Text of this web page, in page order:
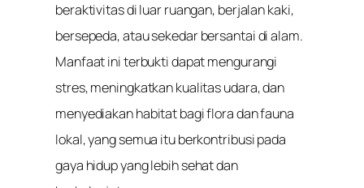
beraktivitas di luar ruangan, berjalan kaki,
bersepeda, atau sekedar bersantai di alam.
Manfaat ini terbukti dapat mengurangi
stres, meningkatkan kualitas udara, dan
menyediakan habitat bagi flora dan fauna
lokal, yang semua itu berkontribusi pada
gaya hidup yang lebih sehat dan